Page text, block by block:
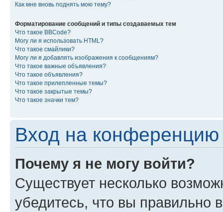
Как мне вновь поднять мою тему?
Форматирование сообщений и типы создаваемых тем
Что такое BBCode?
Могу ли я использовать HTML?
Что такое смайлики?
Могу ли я добавлять изображения к сообщениям?
Что такое важные объявления?
Что такое объявления?
Что такое прилепленные темы?
Что такое закрытые темы?
Что такое значки тем?
Вход на конференцию
Почему я не могу войти?
Существует несколько
убедитесь, что вы правильно